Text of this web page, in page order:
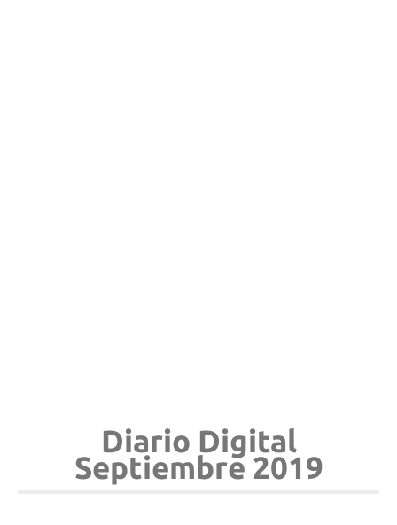
Diario Digital
Septiembre 2019